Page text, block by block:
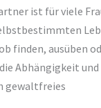
ist für viele
finden, ausüben
Abhängigkeit und
gewaltfreies